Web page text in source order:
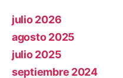
julio 2026
agosto 2025
julio 2025
septiembre 2024